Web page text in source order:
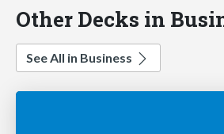
Other Decks in
See All in Business